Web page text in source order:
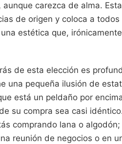
aunque carezca de alma.
de origen y coloca a
estética que,
de esta elección es
una pequeña ilusión de
está un peldaño por
su compra sea casi
comprando lana o
reunión de negocios o en